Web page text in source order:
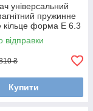
універсальний
пружинне
кільце форма E 6.3
відправки
₴
Купити